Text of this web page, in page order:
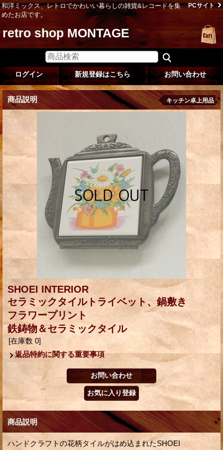
和洋ミックス、レトロでかわいい暮らしの雑貨&レコードを集
めたお店です。
PCサイト
retro shop MONTAGE
ログイン 新規登録はこちら お問い合わせ
商品説明 キッチン卓上用品
SHOEI INTERIOR
セラミックタイルトライベット、鍋敷き
フラワープリント
鉄鋳物＆セラミックタイル
[在庫数 0]
返品特約に関する重要事項
商品説明
ハンドクラフトの花柄タイルがはめ込まれたSHOEI